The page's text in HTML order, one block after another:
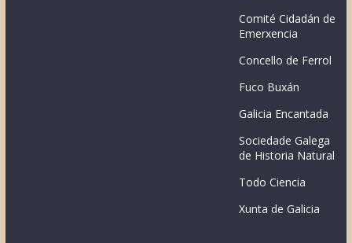
Comité Cidadán de
Emerxencia
Concello de Ferrol
Fuco Buxán
Galicia Encantada
Sociedade Galega
de Historia Natural
Todo Ciencia
Xunta de Galicia